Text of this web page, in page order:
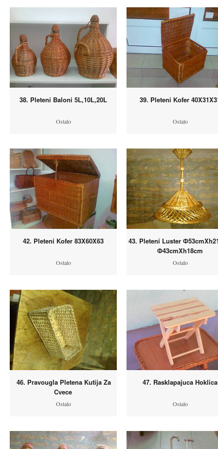
38. Pleteni Baloni 5L,10L,20L
Ostalo
39. Pleteni Kofer
Ostalo
42. Pleteni Kofer 83X60X63
Ostalo
43. Pleteni Luster
Ф43cmXh18cm
Ostalo
46. Pravougla Pletena Kutija Za
Cvece
Ostalo
47. Rasklapajuca Hoklica
Ostalo